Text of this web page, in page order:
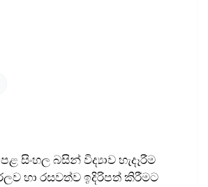
බසින් විද්‍යාව හැදෑරීම
හා රසවත්ව ඉදිරිපත් කිරීමට